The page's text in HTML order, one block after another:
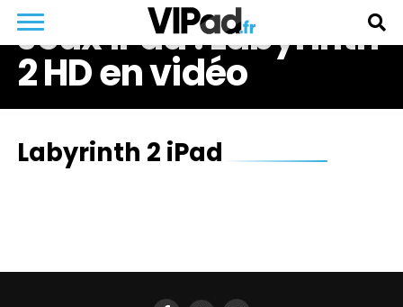
Jeux iPad : Labyrinth
2 HD en vidéo
Labyrinth 2 iPad